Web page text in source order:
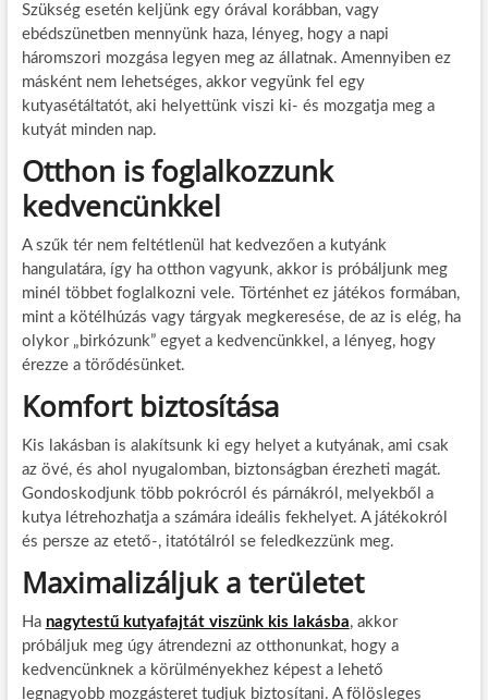
Szükség esetén keljünk egy órával korábban, vagy
ebédszünetben mennyünk haza, lényeg, hogy a napi
háromszori mozgása legyen meg az állatnak. Amennyiben ez
másként nem lehetséges, akkor vegyünk fel egy
kutyasétáltatót, aki helyettünk viszi ki- és mozgatja meg a
kutyát minden nap.
Otthon is foglalkozzunk
kedvencünkkel
A szűk tér nem feltétlenül hat kedvezően a kutyánk
hangulatára, így ha otthon vagyunk, akkor is próbáljunk meg
minél többet foglalkozni vele. Történhet ez játékos formában,
mint a kötélhúzás vagy tárgyak megkeresése, de az is elég, ha
olykor „birkózunk” egyet a kedvencünkkel, a lényeg, hogy
érezze a törődésünket.
Komfort biztosítása
Kis lakásban is alakítsunk ki egy helyet a kutyának, ami csak
az övé, és ahol nyugalomban, biztonságban érezheti magát.
Gondoskodjunk több pokrócról és párnákról, melyekből a
kutya létrehozhatja a számára ideális fekhelyet. A játékokról
és persze az etető-, itatótálról se feledkezzünk meg.
Maximalizáljuk a területet
Ha nagytestű kutyafajtát viszünk kis lakásba, akkor
próbáljuk meg úgy átrendezni az otthonunkat, hogy a
kedvencünknek a körülményekhez képest a lehető
legnagyobb mozgásteret tudjuk biztosítani. A fölösleges